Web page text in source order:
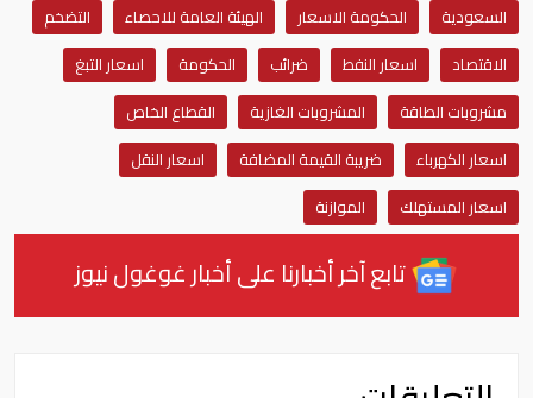
السعودية الحكومة الاسعار الهيئة العامة للاحصاء
التضخم
الاقتصاد
اسعار النفط ضرائب الحكومة
اسعار التبغ
مشروبات الطاقة
المشروبات الغازية
القطاع الخاص
اسعار الكهرباء
ضريبة القيمة المضافة
اسعار النقل
اسعار المستهلك
الموازنة
تابع آخر أخبارنا على أخبار غوغول نيوز